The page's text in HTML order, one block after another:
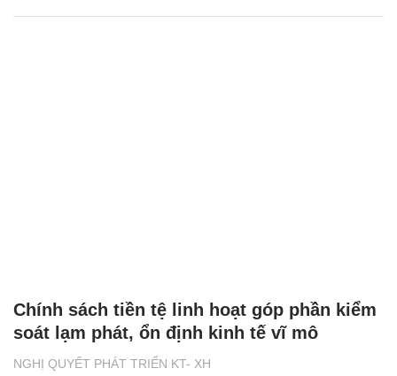
NGHỊ QUYẾT PHÁT TRIỂN KT- XH
Chính sách tiền tệ linh hoạt góp phần kiểm
soát lạm phát, ổn định kinh tế vĩ mô